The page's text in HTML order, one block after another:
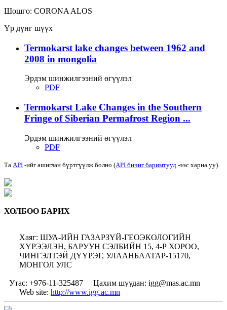
Шошго: CORONA ALOS
Үр дүнг шүүх
Termokarst lake changes between 1962 and
2008 in mongolia
Эрдэм шинжилгээний өгүүлэл
PDF
Termokarst Lake Changes in the Southern
Fringe of Siberian Permafrost Region ...
Эрдэм шинжилгээний өгүүлэл
PDF
Та API -ийг ашиглан бүртгүүлж болно (API бичиг баримтууд -ээс харна уу).
ХОЛБОО БАРИХ
Хаяг: ШУА-ИЙН ГАЗАРЗҮЙ-ГЕОЭКОЛОГИЙН
ХҮРЭЭЛЭН, БАРУУН СЭЛБИЙН 15, 4-Р ХОРОО,
ЧИНГЭЛТЭЙ ДҮҮРЭГ, УЛААНБААТАР-15170,
МОНГОЛ УЛС
Утас: +976-11-325487 Цахим шуудан: igg@mas.ac.mn
Web site: http://www.igg.ac.mn